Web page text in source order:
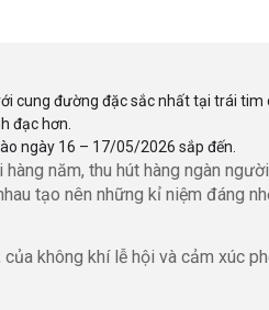
cung đường đặc sắc nhất tại trái tim
đạc hơn.
ngày 16 – 17/05/2026 sắp đến.
năm, thu hút hàng ngàn
tạo nên những kỉ niệm đáng
không khí lễ hội và cảm xúc